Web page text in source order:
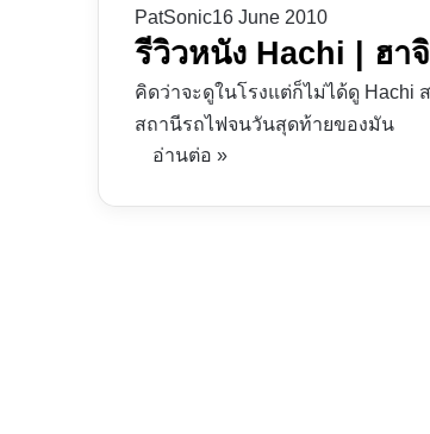
PatSonic16 June 2010
รีวิวหนัง Hachi | ฮา
คิดว่าจะดูในโรงแต่ก็ไม่ได้ดู Hachi
สถานีรถไฟจนวันสุดท้ายของมัน
อ่านต่อ »